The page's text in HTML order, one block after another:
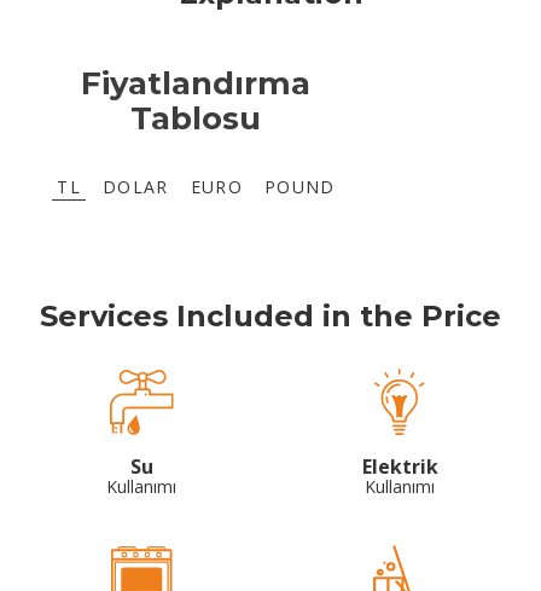
Fiyatlandırma
Tablosu
TL DOLAR EURO POUND
Services Included in the Price
Su
Kullanımı
Elektrik
Kullanımı